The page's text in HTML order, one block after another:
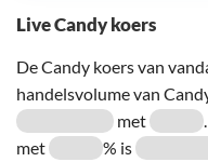
Live Candy koers
De Candy koers van
handelsvolume van
met
met
% is